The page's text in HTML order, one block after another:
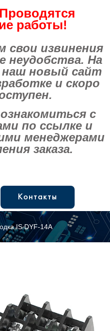
работы!
извинения
неудобства. На
новый сайт
и скоро
с
по ссылке и
менеджерами
заказа.
Контакты
IS DYF-14A